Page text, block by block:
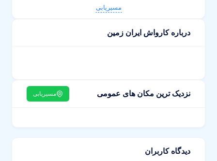
مسیریابی
درباره کارواش ایران زمین
نزدیک ترین مکان های عمومی مسیریابی
دیدگاه کاربران